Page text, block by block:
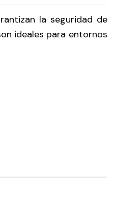
la seguridad de
ideales para entornos